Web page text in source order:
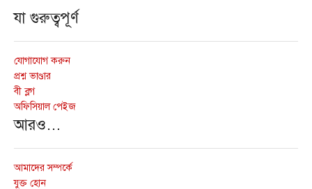
যা গুরুত্বপূর্ণ
যোগাযোগ করুন
প্রশ্ন ভাণ্ডার
বী ব্লগ
অফিসিয়াল পেইজ
আরও…
আমাদের সম্পর্কে
যুক্ত হোন